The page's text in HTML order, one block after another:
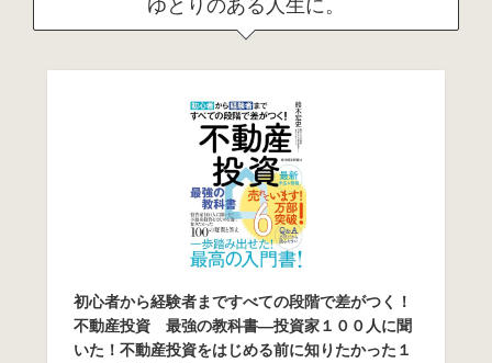
ゆとりのある人生に。
初心者から経験者まですべての段階で差がつく！
不動産投資 最強の教科書―投資家１００人に聞
いた！不動産投資をはじめる前に知りたかった１